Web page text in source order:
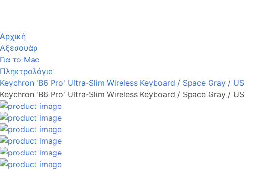
Αρχική
Αξεσουάρ
Για το Mac
Πληκτρολόγια
Keychron 'B6 Pro' Ultra-Slim Wireless Keyboard / Space Gray / US
Keychron 'B6 Pro' Ultra-Slim Wireless Keyboard / Space Gray / US